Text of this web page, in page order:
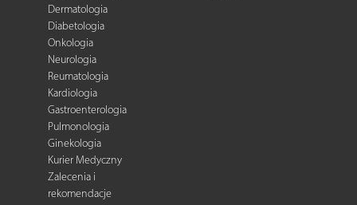
Dermatologia
Diabetologia
Onkologia
Neurologia
Reumatologia
Kardiologia
Gastroenterologia
Pulmonologia
Ginekologia
Kurier Medyczny
Zalecenia i
rekomendacje